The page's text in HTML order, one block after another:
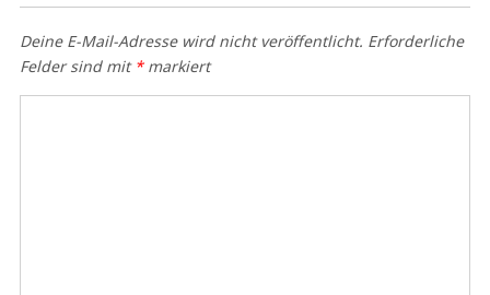
Deine E-Mail-Adresse wird nicht veröffentlicht. Erforderliche
Felder sind mit *markiert